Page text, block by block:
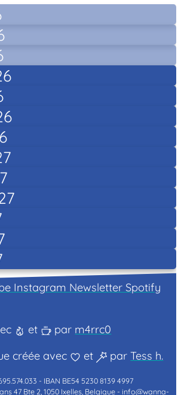
Instagram Newsletter Spotify
et par m4rrc0
créée avec
et parTess h.
- IBAN BE54 5230 8139 4997
47 Bte 2, 1050 Ixelles, Belgique -